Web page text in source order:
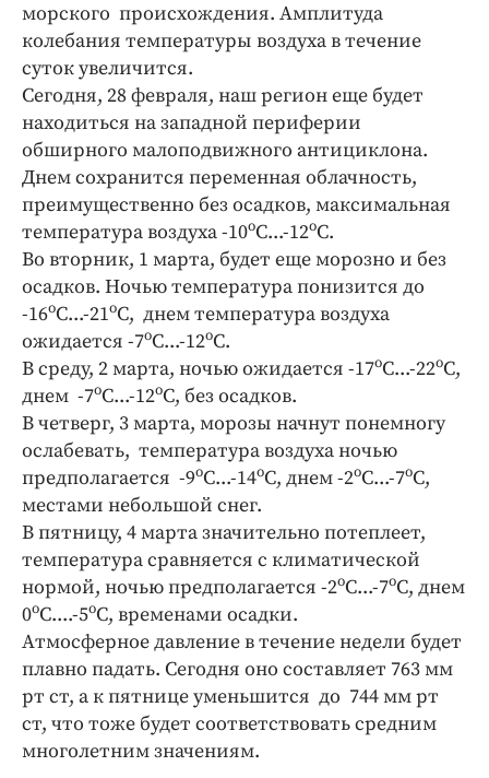
Издания
Медиаперсона
Интересное чтиво
Клиника года
Бренд года
Работодатель года
морского происхождения. Амплитуда
колебания температуры воздуха в течение
суток увеличится.
Сегодня, 28 февраля, наш регион еще будет
находиться на западной периферии
обширного малоподвижного антициклона.
Днем сохранится переменная облачность,
преимущественно без осадков, максимальная
температура воздуха -10оС...-12оС.
Во вторник, 1 марта, будет еще морозно и без
осадков. Ночью температура понизится до
-16оС...-21оС, днем температура воздуха
ожидается -7оС...-12оС.
В среду, 2 марта, ночью ожидается -17оС...-22оС,
днем -7оС...-12оС, без осадков.
В четверг, 3 марта, морозы начнут понемногу
ослабевать, температура воздуха ночью
предполагается -9оС...-14оС, днем -2оС...-7оС,
местами небольшой снег.
В пятницу, 4 марта значительно потеплеет,
температура сравняется с климатической
нормой, ночью предполагается -2оС...-7оС, днем
0оС....-5оС, временами осадки.
Атмосферное давление в течение недели будет
плавно падать. Сегодня оно составляет 763 мм
рт ст, а к пятнице уменьшится до 744 мм рт
ст, что тоже будет соответствовать средним
многолетним значениям.